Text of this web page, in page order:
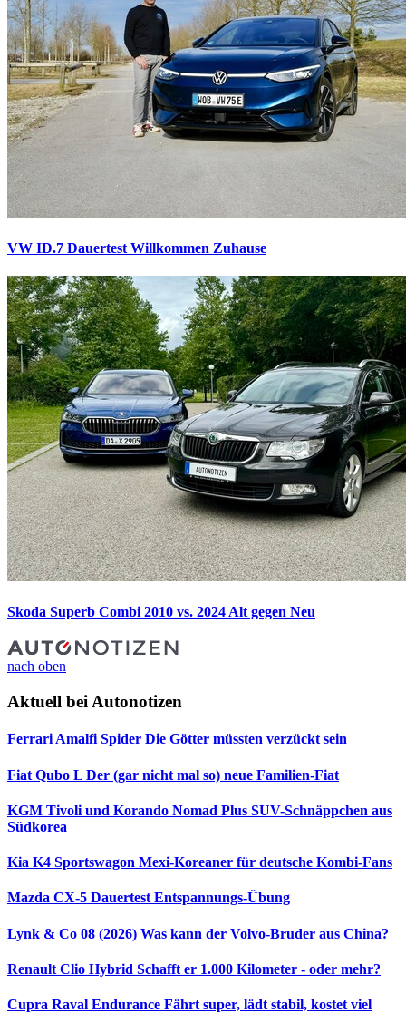
VW ID.7 Dauertest Willkommen Zuhause
Skoda Superb Combi 2010 vs. 2024 Alt gegen Neu
nach oben
Aktuell bei Autonotizen
Ferrari Amalfi Spider Die Götter müssten verzückt sein
Fiat Qubo L Der (gar nicht mal so) neue Familien-Fiat
KGM Tivoli und Korando Nomad Plus SUV-Schnäppchen aus
Südkorea
Kia K4 Sportswagon Mexi-Koreaner für deutsche Kombi-Fans
Mazda CX-5 Dauertest Entspannungs-Übung
Lynk & Co 08 (2026) Was kann der Volvo-Bruder aus China?
Renault Clio Hybrid Schafft er 1.000 Kilometer - oder mehr?
Cupra Raval Endurance Fährt super, lädt stabil, kostet viel